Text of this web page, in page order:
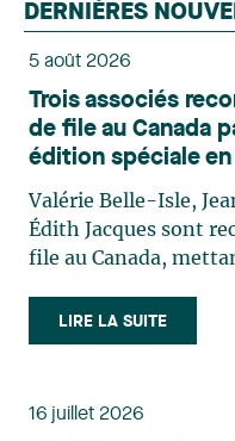
DERNIÈRES
5 août 2026
Trois associés
de file au Canada
édition spéciale en
Valérie Belle-Isle,
Édith Jacques sont
file au Canada,
le domaine du droit
Belle-Isle est
principalement sur
LIRE LA SUITE
16 juillet 2026